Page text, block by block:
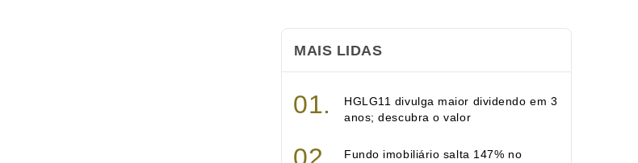
MAIS LIDAS
HGLG11 divulga maior dividendo em 3
anos; descubra o valor
Fundo imobiliário salta 147% no